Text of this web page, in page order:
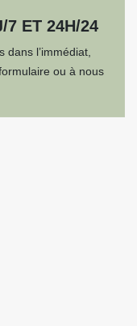
7 ET 24H/24
dans l’immédiat,
ou à nous